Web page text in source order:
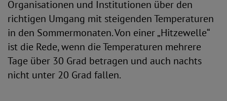
Organisationen und Institutionen über den
richtigen Umgang mit steigenden Temperaturen
in den Sommermonaten. Von einer „Hitzewelle“
ist die Rede, wenn die Temperaturen mehrere
Tage über 30 Grad betragen und auch nachts
nicht unter 20 Grad fallen.